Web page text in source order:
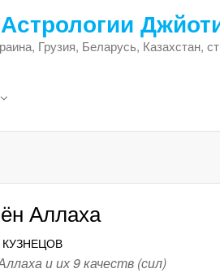
Грузия, Беларусь, Казахстан,
Аллаха
КУЗНЕЦОВ
и их 9 качеств (сил)